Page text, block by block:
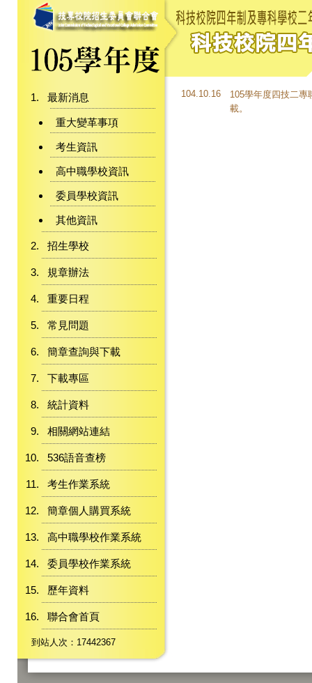
最新消息
重大變革事項
考生資訊
高中職學校資訊
委員學校資訊
其他資訊
招生學校
規章辦法
重要日程
常見問題
簡章查詢與下載
下載專區
統計資料
相關網站連結
536語音查榜
考生作業系統
簡章個人購買系統
高中職學校作業系統
委員學校作業系統
歷年資料
聯合會首頁
到站人次：17442367
104.10.16
105學年度四技二
載。